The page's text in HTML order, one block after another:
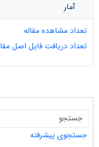
آمار
تعداد مشاهده مقاله
تعداد دریافت فایل اصل
جستجوی پیشرفته